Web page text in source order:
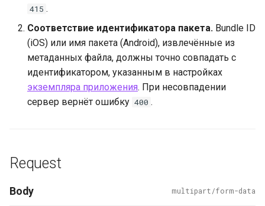
415 .
Соответствие идентификатора пакета. Bundle ID
(iOS) или имя пакета (Android), извлечённые из
метаданных файла, должны точно совпадать с
идентификатором, указанным в настройках
экземпляра приложения. При несовпадении
сервер вернёт ошибку 400 .
Request
Body multipart/form-data